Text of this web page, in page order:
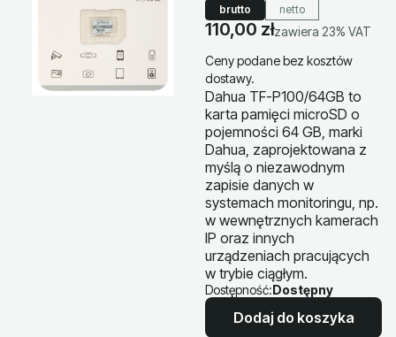
brutto netto
Cena
110,00 złzawiera 23% VAT
zawiera 23% VAT
Ceny podane bez kosztów
dostawy.
Dahua TF-P100/64GB to
karta pamięci microSD o
pojemności 64 GB, marki
Dahua, zaprojektowana z
myślą o niezawodnym
zapisie danych w
systemach monitoringu, np.
w wewnętrznych kamerach
IP oraz innych
urządzeniach pracujących
w trybie ciągłym.
Dostępność:Dostępny
Dodaj do koszyka